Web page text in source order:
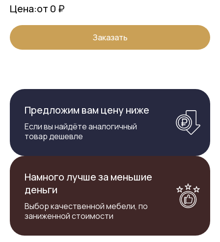
Цена:от 0 ₽
Заказать
Предложим вам цену ниже
Если вы найдёте аналогичный
товар дешевле
Намного лучше за меньшие
деньги
Выбор качественной мебели, по
заниженной стоимости